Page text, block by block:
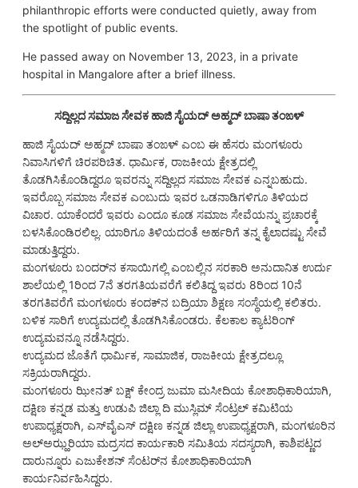
philanthropic efforts were conducted quietly, away from
the spotlight of public events.
He passed away on November 13, 2023, in a private
hospital in Mangalore after a brief illness.
ಸದ್ದಿಲ್ಲದ ಸಮಾಜ ಸೇವಕ ಹಾಜಿ ಸೈಯದ್ ಅಹ್ಮದ್ ಬಾಷಾ ತಂಙಳ್
ಹಾಜಿ ಸೈಯದ್ ಅಹ್ಮದ್ ಬಾಷಾ ತಂಙಳ್ ಎಂಬ ಈ ಹೆಸರು ಮಂಗಳೂರು
ನಿವಾಸಿಗಳಿಗೆ ಚಿರಪರಿಚಿತ. ಧಾರ್ಮಿಕ, ರಾಜಕೀಯ ಕ್ಷೇತ್ರದಲ್ಲಿ
ತೊಡಗಿಸಿಕೊಂಡಿದ್ದರೂ ಇವರನ್ನು ಸದ್ದಿಲ್ಲದ ಸಮಾಜ ಸೇವಕ ಎನ್ನಬಹುದು.
ಇವರೊಬ್ಬ ಸಮಾಜ ಸೇವಕ ಎಂಬುದು ಇವರ ಒಡನಾಡಿಗಳಿಗೂ ತಿಳಿಯದ
ವಿಚಾರ. ಯಾಕೆಂದರೆ ಇವರು ಎಂದೂ ಕೂಡ ಸಮಾಜ ಸೇವೆಯನ್ನು ಪ್ರಚಾರಕ್ಕೆ
ಬಳಸಿಕೊಂಡಿರಲಿಲ್ಲ. ಯಾರಿಗೂ ತಿಳಿಯದಂತೆ ಅರ್ಹರಿಗೆ ತನ್ನ ಕೈಲಾದಷ್ಟು ಸೇವೆ
ಮಾಡುತ್ತಿದ್ದರು.
ಮಂಗಳೂರು ಬಂದರ್‌ನ ಕಸಾಯಿಗಲ್ಲಿ ಎಂಬಲ್ಲಿನ ಸರಕಾರಿ ಅನುದಾನಿತ ಉರ್ದು
ಶಾಲೆಯಲ್ಲಿ 1ರಿಂದ 7ನೆ ತರಗತಿಯವರೆಗೆ ಕಲಿತಿದ್ದ ಇವರು 8ರಿಂದ 10ನೆ
ತರಗತಿವರೆಗೆ ಮಂಗಳೂರು ಕಂದಕ್‌ನ ಬದ್ರಿಯಾ ಶಿಕ್ಷಣ ಸಂಸ್ಥೆಯಲ್ಲಿ ಕಲಿತರು.
ಬಳಿಕ ಸಾರಿಗೆ ಉದ್ಯಮದಲ್ಲಿ ತೊಡಗಿಸಿಕೊಂಡರು. ಕೆಲಕಾಲ ಕ್ಯಾಟರಿಂಗ್
ಉದ್ಯಮವನ್ನೂ ನಡೆಸಿದ್ದರು.
ಉದ್ಯಮದ ಜೊತೆಗೆ ಧಾರ್ಮಿಕ, ಸಾಮಾಜಿಕ, ರಾಜಕೀಯ ಕ್ಷೇತ್ರದಲ್ಲೂ
ಸಕ್ರಿಯರಾಗಿದ್ದರು.
ಮಂಗಳೂರು ಝೀನತ್ ಬಕ್ಷ್ ಕೇಂದ್ರ ಜುಮಾ ಮಸೀದಿಯ ಕೋಶಾಧಿಕಾರಿಯಾಗಿ,
ದಕ್ಷಿಣ ಕನ್ನಡ ಮತ್ತು ಉಡುಪಿ ಜಿಲ್ಲಾ ದಿ ಮುಸ್ಲಿಮ್ ಸೆಂಟ್ರಲ್ ಕಮಿಟಿಯ
ಉಪಾಧ್ಯಕ್ಷರಾಗಿ, ಎಸ್‌ವೈಎಸ್ ದಕ್ಷಿಣ ಕನ್ನಡ ಜಿಲ್ಲಾ ಉಪಾಧ್ಯಕ್ಷರಾಗಿ, ಮಂಗಳೂರಿನ
ಅಲ್‌ಅಝ್ಹರಿಯಾ ಮದ್ರಸದ ಕಾರ್ಯಕಾರಿ ಸಮಿತಿಯ ಸದಸ್ಯರಾಗಿ, ಕಾಶಿಪಟ್ಣದ
ದಾರುನ್ನೂರು ಎಜುಕೇಶನ್ ಸೆಂಟರ್‌ನ ಕೋಶಾಧಿಕಾರಿಯಾಗಿ
ಕಾರ್ಯನಿರ್ವಹಿಸಿದ್ದರು.